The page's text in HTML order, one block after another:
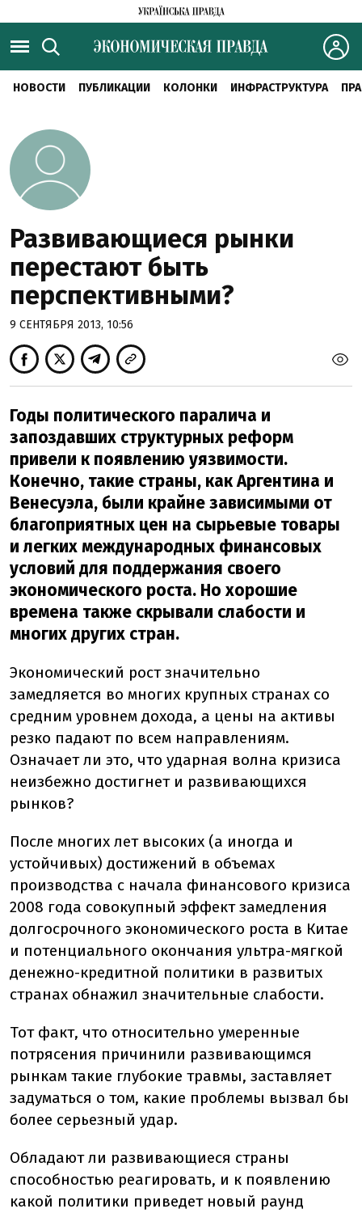
НОВОСТИ ПУБЛИКАЦИИ КОЛОНКИ ИНФРАСТРУКТУРА
Развивающиеся рынки
перестают быть
перспективными?
9 СЕНТЯБРЯ 2013, 10:56
Годы политического паралича и
запоздавших структурных реформ
привели к появлению уязвимости.
Конечно, такие страны, как Аргентина и
Венесуэла, были крайне зависимыми от
благоприятных цен на сырьевые товары
и легких международных финансовых
условий для поддержания своего
экономического роста. Но хорошие
времена также скрывали слабости и
многих других стран.
Экономический рост значительно
замедляется во многих крупных странах со
средним уровнем дохода, а цены на активы
резко падают по всем направлениям.
Означает ли это, что ударная волна кризиса
неизбежно достигнет и развивающихся
рынков?
После многих лет высоких (а иногда и
устойчивых) достижений в объемах
производства с начала финансового кризиса
2008 года совокупный эффект замедления
долгосрочного экономического роста в Китае
и потенциального окончания ультра-мягкой
денежно-кредитной политики в развитых
странах обнажил значительные слабости.
Тот факт, что относительно умеренные
потрясения причинили развивающимся
рынкам такие глубокие травмы, заставляет
задуматься о том, какие проблемы вызвал бы
более серьезный удар.
Обладают ли развивающиеся страны
способностью реагировать, и к появлению
какой политики приведет новый раунд